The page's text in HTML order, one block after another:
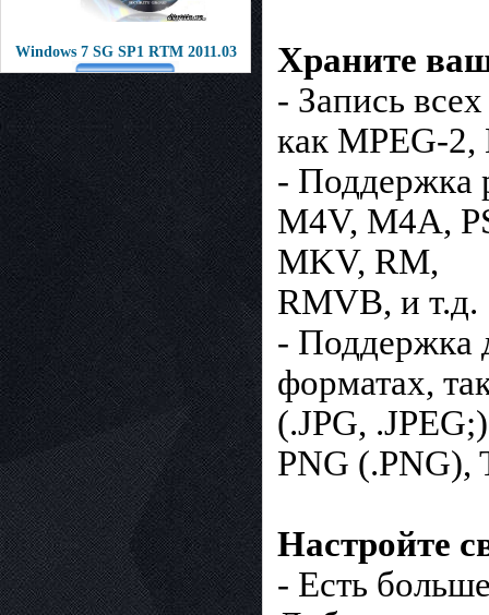
Windows 7 SG SP1 RTM 2011.03
Храните
- Запись
как MPEG-
- Поддержка
M4V, M4A,
MKV, RM,
RMVB, и т.д.
- Поддержка
форматах,
(.JPG,
PNG (.PNG),
Настройте
- Есть